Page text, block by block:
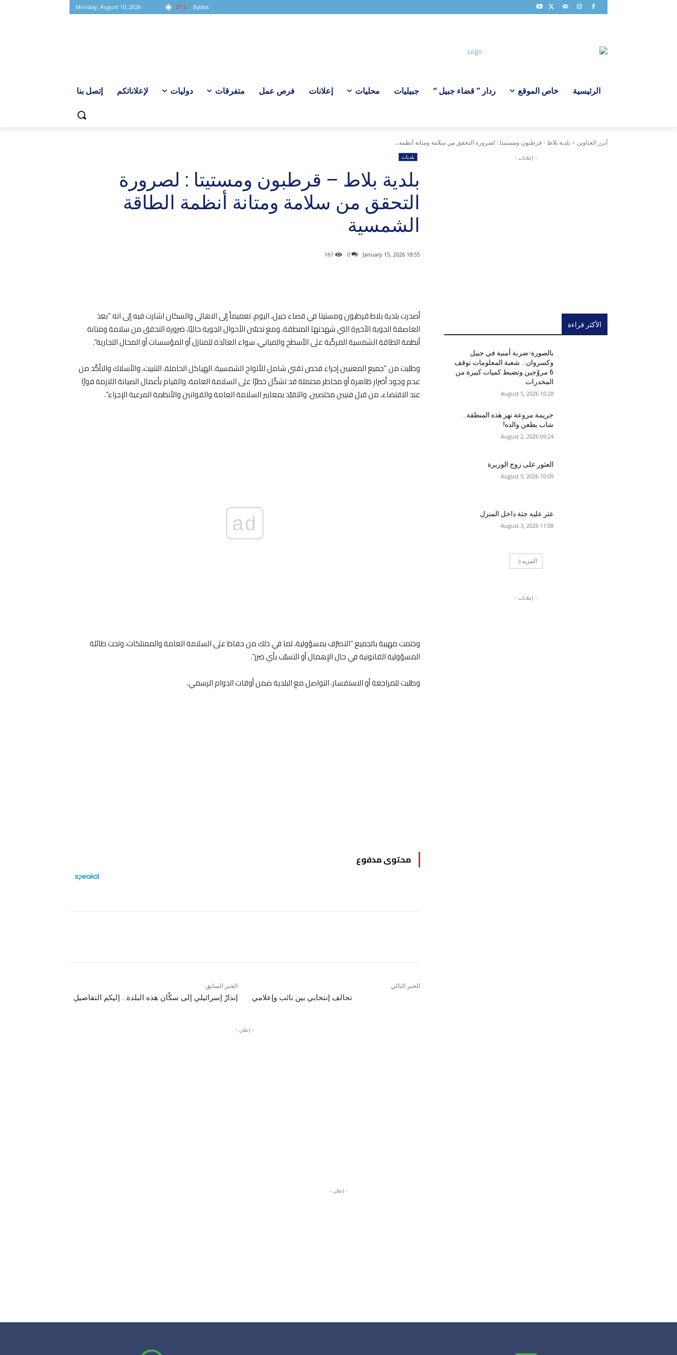
27.5 C Byblos
Monday, August 10, 2026
الرئيسية خاص الموقع ردار ” قضاء جبيل “ جبيليات محليات إعلانات فرص عمل متفرقات دوليات لإعلاناتكم إتصل بنا
أبرز العناوين بلدية بلاط - قرطبون ومستيتا : لصرورة التحقق من سلامة ومتانة أنظمة...
بلديات
بلدية بلاط – قرطبون ومستيتا : لصرورة
التحقق من سلامة ومتانة أنظمة الطاقة
الشمسية
18:55 2026 ,January 15
0
161
أصدرت بلدية بلاط قرطبون ومستيتا في قضاء جبيل، اليوم، تعميماً إلى الاهالي والسكان اشارت فيه إلى انه “بعد
العاصفة الجوية الأخيرة التي شهدتها المنطقة، ومع تحسّن الأحوال الجوية حاليًا، ضرورة التحقق من سلامة ومتانة
أنظمة الطاقة الشمسية المركّبة على الأسطح والمباني، سواء العائدة للمنازل أو المؤسسات أو المحال التجارية”.
وطلبت من “جميع المعنيين إجراء فحص تقني شامل للألواح الشمسية، الهياكل الحاملة، التثبيت، والأسلاك والتأكّد من
عدم وجود أضرار ظاهرة أو مخاطر محتملة قد تشكّل خطرًا على السلامة العامة، والقيام بأعمال الصيانة اللازمة فورًا
عند الاقتضاء، من قبل فنيين مختصين، والتقيّد بمعايير السلامة العامة والقوانين والأنظمة المرعية الإجراء”.
ad
وختمت مهيبة بالجميع “التصرّف بمسؤولية، لما في ذلك من حفاظ على السلامة العامة والممتلكات، وتحت طائلة
المسؤولية القانونية في حال الإهمال أو التسبّب بأي ضرر”.
وطلبت للمراجعة أو الاستفسار، التواصل مع البلدية ضمن أوقات الدوام الرسمي.
محتوى مدفوع
الخبر السابق
إنذارٌ إسرائيلي إلى سكّان هذه البلدة… إليكم التفاصيل
الخبر التالي
تحالف إنتخابي بين نائب وإعلامي
- إعلان -
- إعلانات -
الأكثر قراءة
بالصورة-ضربة أمنية في جبيل
وكسروان… شعبة المعلومات توقف
6 مروّجين وتضبط كميات كبيرة من
المخدرات
10:28 2026 ,August 5
جريمة مروعة تهز هذه المنطقة..
شاب يطعن والده!
09:24 2026 ,August 2
العثور على زوج الوزيرة
10:09 2026 ,August 5
عثر عليه جثة داخل المنزل
11:08 2026 ,August 3
المزيد
- إعلانات -
- إعلان -